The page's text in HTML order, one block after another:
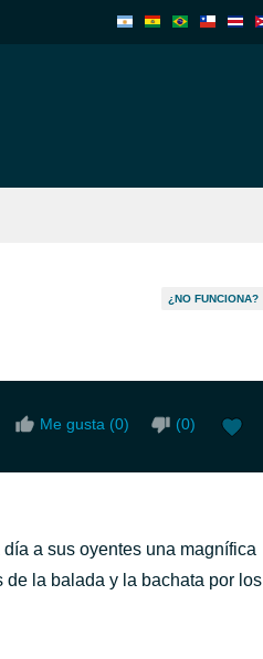
¿NO FUNCIONA?
Me gusta (0) (0)
a sus oyentes una magnífica
la balada y la bachata por los